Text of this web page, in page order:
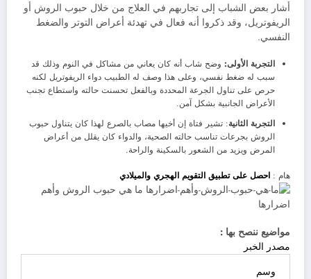
أشار بعض الشباب إلى تجاربهم في العلاج من خلال حبوب الروش أو
الريفوتريل، وقد ذكروا أنه فعال في تهدئة أعراض التوتر والضغط
النفسي.
التجربة الأولى: وضح شاب أنه كان يعاني من مشاكل في النوم وذلك قد
سبب له ضغط نفسي، وعلى هذا وصف له الطبيب دواء الريفوتريل لكنه
حرص على تناول الجرعة المحددة وبالفعل تحسنت حالته واستطاع تجنب
الأعراض الجانبية بشكل آمن.
التجربة الثانية: تشير فتاة إن أخيها مصاب بالصرع لهذا كان يتناول حبوب
الروش بجرعات تناسب حالته الصحية، والدواء كان يقلل من أعراض
المرض ويزيد من الشعور بالسكينة والراحة.
هام : احصل على تطبيق التقويم الهجري والميلادي
مواضيع ننصح بها :
مصدر الخبر
وسم